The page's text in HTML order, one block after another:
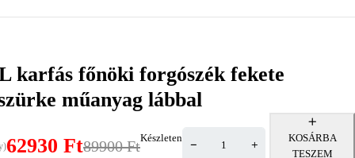
karfás főnöki forgószék fekete
műanyag lábbal
89900Ft
62930 Ft Készleten
KOSÁRBA
TESZEM